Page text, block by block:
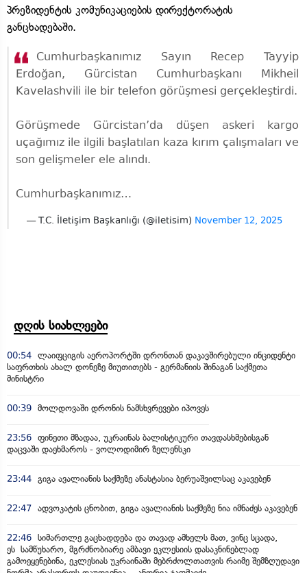
პრეზიდენტის კომუნიკაციების დირექტორატის
განცხადებაში.
Cumhurbaşkanımız Sayın Recep Tayyip
Erdoğan, Gürcistan Cumhurbaşkanı Mikheil
Kavelashvili ile bir telefon görüşmesi gerçekleştirdi.
Görüşmede Gürcistan’da düşen askeri kargo
uçağımız ile ilgili başlatılan kaza kırım çalışmaları ve
son gelişmeler ele alındı.
Cumhurbaşkanımız…
— T.C. İletişim Başkanlığı (@iletisim) November 12, 2025
დღის სიახლეები
00:54 ლაიფციგის აეროპორტში დრონთან დაკავშირებული ინციდენტი
საფრთხის ახალ დონეზე მიუთითებს - გერმანიის შინაგან საქმეთა
მინისტრი
00:39 მოლდოვაში დრონის ნამსხვრევები იპოვეს
23:56 ფინეთი მზადაა, უკრაინას ბალისტიკური თავდასხმებისგან
დაცვაში დაეხმაროს - ვოლოდიმირ ზელენსკი
23:44 გიგა ავალიანის საქმეზე ანასტასია ბერუაშვილსაც აკავებენ
22:47 ადვოკატის ცნობით, გიგა ავალიანის საქმეზე ნია იმნაძეს აკავებენ
22:46 სიმართლე გაცხადდება და თავად ამხელს მათ, ვინც სცადა,
ეს სამწუხარო, მგრძნობიარე ამბავი ეკლესიის დასაკნინებლად
გამოეყენებინა, ეკლესიას უკრაინაში მებრძოლთათვის რაიმე შემზღუდავი